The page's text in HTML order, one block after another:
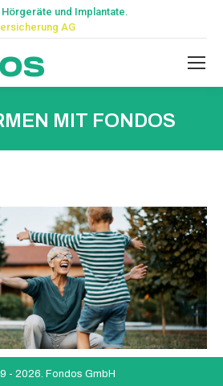
und Implantate.
AG
MIT FONDOS
- 2026. Fondos GmbH